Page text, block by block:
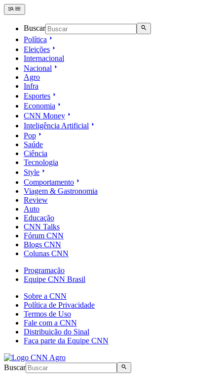
Buscar
Política
Eleições
Internacional
Nacional
Agro
Infra
Esportes
Economia
CNN Money
Inteligência Artificial
Pop
Saúde
Ciência
Tecnologia
Style
Comportamento
Viagem & Gastronomia
Review
Auto
Educação
CNN Talks
Fórum CNN
Blogs CNN
Colunas CNN
Programação
Equipe CNN Brasil
Sobre a CNN
Política de Privacidade
Termos de Uso
Fale com a CNN
Distribuição do Sinal
Faça parte da Equipe CNN
Buscar